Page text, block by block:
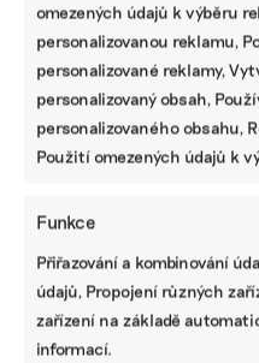
omezených údajů k výběru
personalizovanou reklamu,
personalizované reklamy,
personalizovaný obsah,
personalizovaného obsahu,
Použití omezených údajů k
Funkce
Přiřazování a kombinování
údajů, Propojení různých
zařízení na základě
informací.
FacebookX LinkedIn
PODOBNÉ PŘÍSPĚVKY
Komentář:
Motoristé našli
recept na
vedro.
Úředníkům na
Vlny